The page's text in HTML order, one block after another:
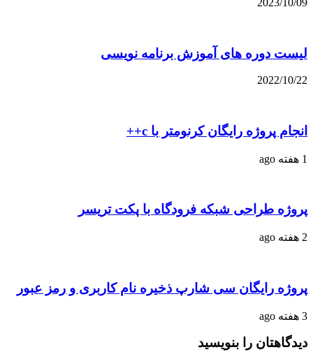
لیست دوره های آموزش برنامه نویسی
2022/10/22
انجام پروژه رایگان کرنومتر با c++
1 هفته ago
پروژه طراحی شبکه فرودگاه با پکت تریسر
2 هفته ago
پروژه رایگان سی شارپ ذخیره نام کاربری و رمز عبور
3 هفته ago
دیدگاهتان را بنویسید